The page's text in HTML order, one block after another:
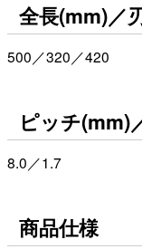
全長(mm)／
500／320／420
ピッチ(mm)
8.0／1.7
商品仕様